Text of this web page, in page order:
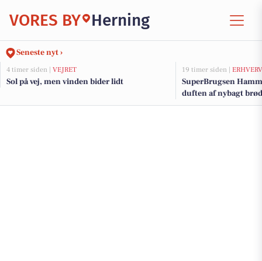
VORES BY Herning
Seneste nyt ›
4 timer siden | VEJRET
Sol på vej, men vinden bider lidt
19 timer siden | ERHVERV
SuperBrugsen
duften af nybagt brød